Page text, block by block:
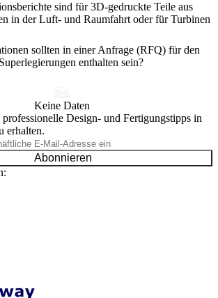
sind für 3D-gedruckte Teile aus
in der Luft- und Raumfahrt oder für Turbinen
sollten in einer Anfrage (RFQ) für den
enthalten sein?
Keine Daten
Design- und Fertigungstipps in
erhalten.
Abonnieren